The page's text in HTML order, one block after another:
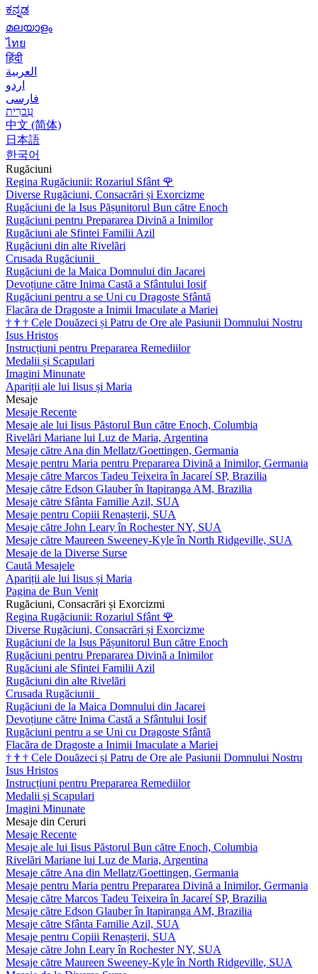
ಕನ್ನಡ
മലയാളം
ไทย
हिंदी
العربية
اردو
فارسی
עִברִית
中文 (简体)
日本語
한국어
Rugăciuni
Regina Rugăciunii: Rozariul Sfânt 🌹
Diverse Rugăciuni, Consacrări și Exorcizme
Rugăciuni de la Isus Pășunitorul Bun către Enoch
Rugăciuni pentru Prepararea Divină a Inimilor
Rugăciuni ale Sfintei Familii Azil
Rugăciuni din alte Rivelări
Crusada Rugăciunii
Rugăciuni de la Maica Domnului din Jacarei
Devoțiune către Inima Castă a Sfântului Iosif
Rugăciuni pentru a se Uni cu Dragoste Sfântă
Flacăra de Dragoste a Inimii Imaculate a Mariei
† † † Cele Douăzeci și Patru de Ore ale Pasiunii Domnului Nostru
Isus Hristos
Instrucțiuni pentru Prepararea Remediilor
Medalii și Scapulari
Imagini Minunate
Apariții ale lui Iisus și Maria
Mesaje
Mesaje Recente
Mesaje ale lui Iisus Păstorul Bun către Enoch, Columbia
Rivelări Mariane lui Luz de Maria, Argentina
Mesaje către Ana din Mellatz/Goettingen, Germania
Mesaje pentru Maria pentru Prepararea Divină a Inimilor, Germania
Mesaje către Marcos Tadeu Teixeira în Jacareí SP, Brazilia
Mesaje către Edson Glauber în Itapiranga AM, Brazilia
Mesaje către Sfânta Familie Azil, SUA
Mesaje pentru Copiii Renașterii, SUA
Mesaje către John Leary în Rochester NY, SUA
Mesaje către Maureen Sweeney-Kyle în North Ridgeville, SUA
Mesaje de la Diverse Surse
Caută Mesajele
Apariții ale lui Iisus și Maria
Pagina de Bun Venit
Rugăciuni, Consacrări și Exorcizmi
Regina Rugăciunii: Rozariul Sfânt 🌹
Diverse Rugăciuni, Consacrări și Exorcizme
Rugăciuni de la Isus Pășunitorul Bun către Enoch
Rugăciuni pentru Prepararea Divină a Inimilor
Rugăciuni ale Sfintei Familii Azil
Rugăciuni din alte Rivelări
Crusada Rugăciunii
Rugăciuni de la Maica Domnului din Jacarei
Devoțiune către Inima Castă a Sfântului Iosif
Rugăciuni pentru a se Uni cu Dragoste Sfântă
Flacăra de Dragoste a Inimii Imaculate a Mariei
† † † Cele Douăzeci și Patru de Ore ale Pasiunii Domnului Nostru
Isus Hristos
Instrucțiuni pentru Prepararea Remediilor
Medalii și Scapulari
Imagini Minunate
Mesaje din Ceruri
Mesaje Recente
Mesaje ale lui Iisus Păstorul Bun către Enoch, Columbia
Rivelări Mariane lui Luz de Maria, Argentina
Mesaje către Ana din Mellatz/Goettingen, Germania
Mesaje pentru Maria pentru Prepararea Divină a Inimilor, Germania
Mesaje către Marcos Tadeu Teixeira în Jacareí SP, Brazilia
Mesaje către Edson Glauber în Itapiranga AM, Brazilia
Mesaje către Sfânta Familie Azil, SUA
Mesaje pentru Copiii Renașterii, SUA
Mesaje către John Leary în Rochester NY, SUA
Mesaje către Maureen Sweeney-Kyle în North Ridgeville, SUA